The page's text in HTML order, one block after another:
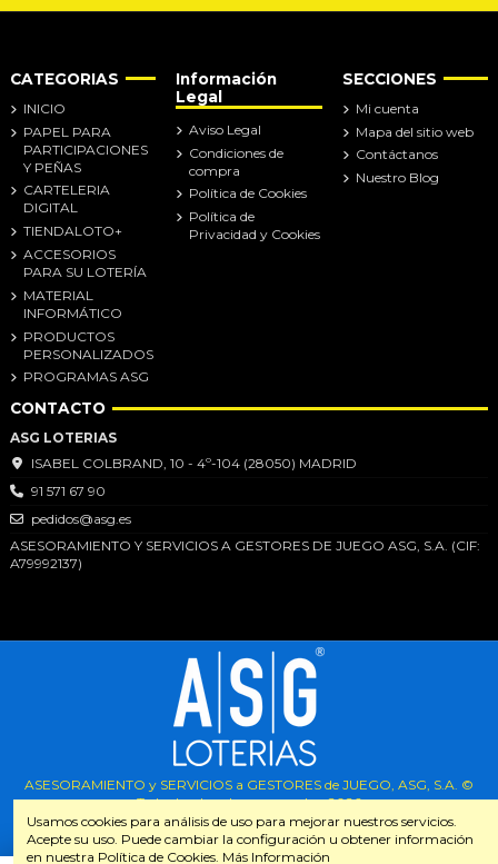
CATEGORIAS
INICIO
PAPEL PARA
PARTICIPACIONES
Y PEÑAS
CARTELERIA
DIGITAL
TIENDALOTO+
ACCESORIOS
PARA SU LOTERÍA
MATERIAL
INFORMÁTICO
PRODUCTOS
PERSONALIZADOS
PROGRAMAS ASG
Información
Legal
Aviso Legal
Condiciones de
compra
Política de Cookies
Política de
Privacidad y Cookies
SECCIONES
Mi cuenta
Mapa del sitio web
Contáctanos
Nuestro Blog
CONTACTO
ASG LOTERIAS
ISABEL COLBRAND, 10 - 4º-104 (28050) MADRID
91 571 67 90
pedidos@asg.es
ASESORAMIENTO Y SERVICIOS A GESTORES DE JUEGO ASG, S.A. (CIF:
A79992137)
ASESORAMIENTO y SERVICIOS a GESTORES de JUEGO, ASG, S.A. ©
Todos los derechos reservados.2026
Usamos cookies para análisis de uso para mejorar nuestros servicios.
Acepte su uso. Puede cambiar la configuración u obtener información
en nuestra Política de Cookies. Más Información